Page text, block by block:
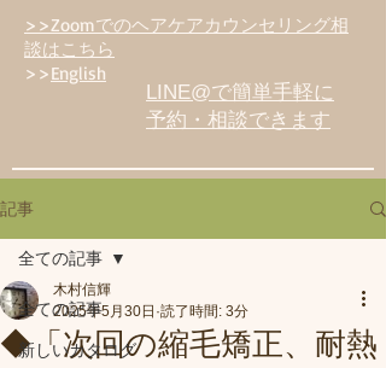
>>Zoomでのヘアケアカウンセリング相
談はこちら
>>English
LINE@で簡単手軽に
予約・相談できます
記事
全ての記事
新しいカタログ
全ての記事
◆「次回の縮毛矯正、耐熱
木村信輝
2025年5月30日 読了時間: 3分